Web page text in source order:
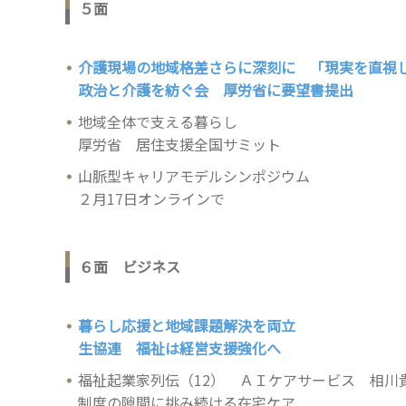
５面
介護現場の地域格差さらに深刻に 「現実を直視
政治と介護を紡ぐ会 厚労省に要望書提出
地域全体で支える暮らし
厚労省 居住支援全国サミット
山脈型キャリアモデルシンポジウム
２月17日オンラインで
６面 ビジネス
暮らし応援と地域課題解決を両立
生協連 福祉は経営支援強化へ
福祉起業家列伝（12） ＡＩケアサービス 相川